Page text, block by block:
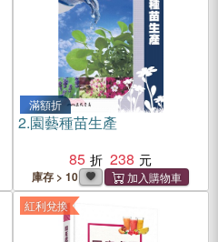
滿額折
2.園藝種苗生產
85
238
庫存 > 10
紅利兌換